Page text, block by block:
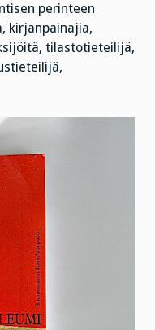
perinteen
kirjanpainajia,
tilastotieteilijä,